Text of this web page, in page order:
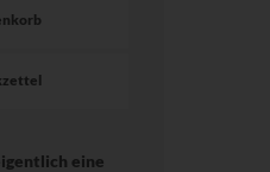
eine